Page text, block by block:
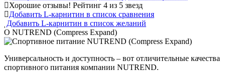
Хорошие отзывы! Рейтинг 4 из 5 звезд
Добавить L-карнитин в список сравнения
Добавить L-карнитин в список желаний
О NUTREND (Compress Expand)
Универсальность и доступность – вот отличительные качества
спортивного питания компании NUTREND.